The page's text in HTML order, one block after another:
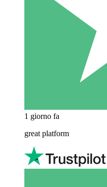
1 giorno fa
great platform